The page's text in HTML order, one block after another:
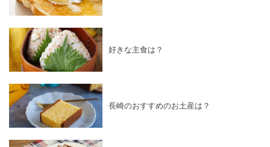
好きな主食は？
長崎のおすすめのお土産は？